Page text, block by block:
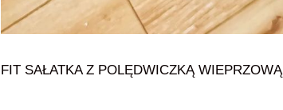
FIT SAŁATKA Z POLĘDWICZKĄ WIEPRZOWĄ